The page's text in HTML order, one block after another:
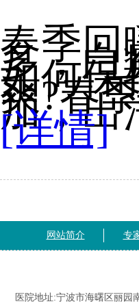
春季回
多，白
如何保
爽?春
加，出
[详情]
网站简介 专
医院地址:宁波市海曙区丽园